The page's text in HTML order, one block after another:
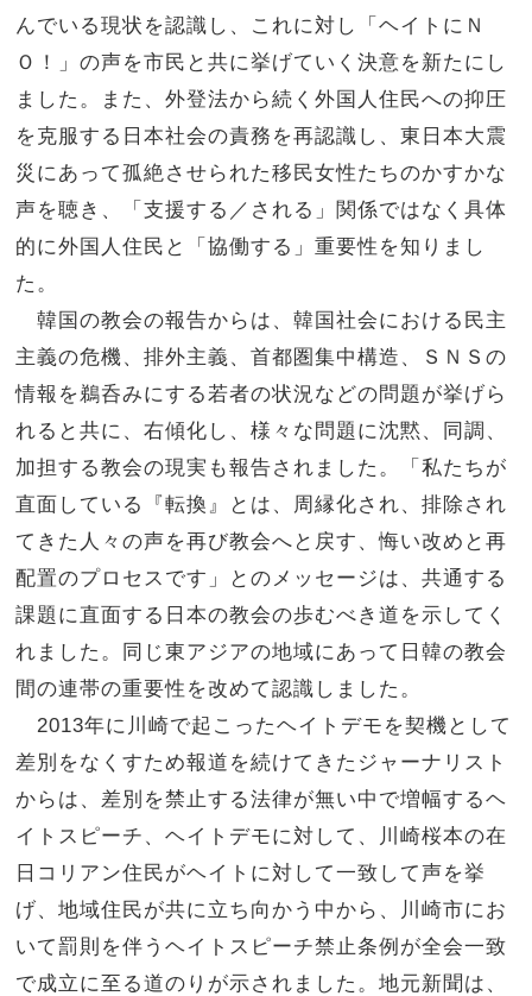
んでいる現状を認識し、これに対し「ヘイトにＮ
Ｏ！」の声を市民と共に挙げていく決意を新たにし
ました。また、外登法から続く外国人住民への抑圧
を克服する日本社会の責務を再認識し、東日本大震
災にあって孤絶させられた移民女性たちのかすかな
声を聴き、「支援する／される」関係ではなく具体
的に外国人住民と「協働する」重要性を知りまし
た。
韓国の教会の報告からは、韓国社会における民主
主義の危機、排外主義、首都圏集中構造、ＳＮＳの
情報を鵜呑みにする若者の状況などの問題が挙げら
れると共に、右傾化し、様々な問題に沈黙、同調、
加担する教会の現実も報告されました。「私たちが
直面している『転換』とは、周縁化され、排除され
てきた人々の声を再び教会へと戻す、悔い改めと再
配置のプロセスです」とのメッセージは、共通する
課題に直面する日本の教会の歩むべき道を示してく
れました。同じ東アジアの地域にあって日韓の教会
間の連帯の重要性を改めて認識しました。
2013年に川崎で起こったヘイトデモを契機として
差別をなくすため報道を続けてきたジャーナリスト
からは、差別を禁止する法律が無い中で増幅するヘ
イトスピーチ、ヘイトデモに対して、川崎桜本の在
日コリアン住民がヘイトに対して一致して声を挙
げ、地域住民が共に立ち向かう中から、川崎市にお
いて罰則を伴うヘイトスピーチ禁止条例が全会一致
で成立に至る道のりが示されました。地元新聞は、